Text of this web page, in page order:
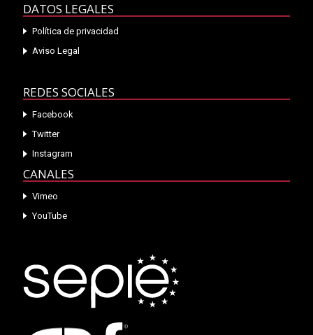
DATOS LEGALES
Política de privacidad
Aviso Legal
REDES SOCIALES
Facebook
Twitter
Instagram
CANALES
Vimeo
YouTube